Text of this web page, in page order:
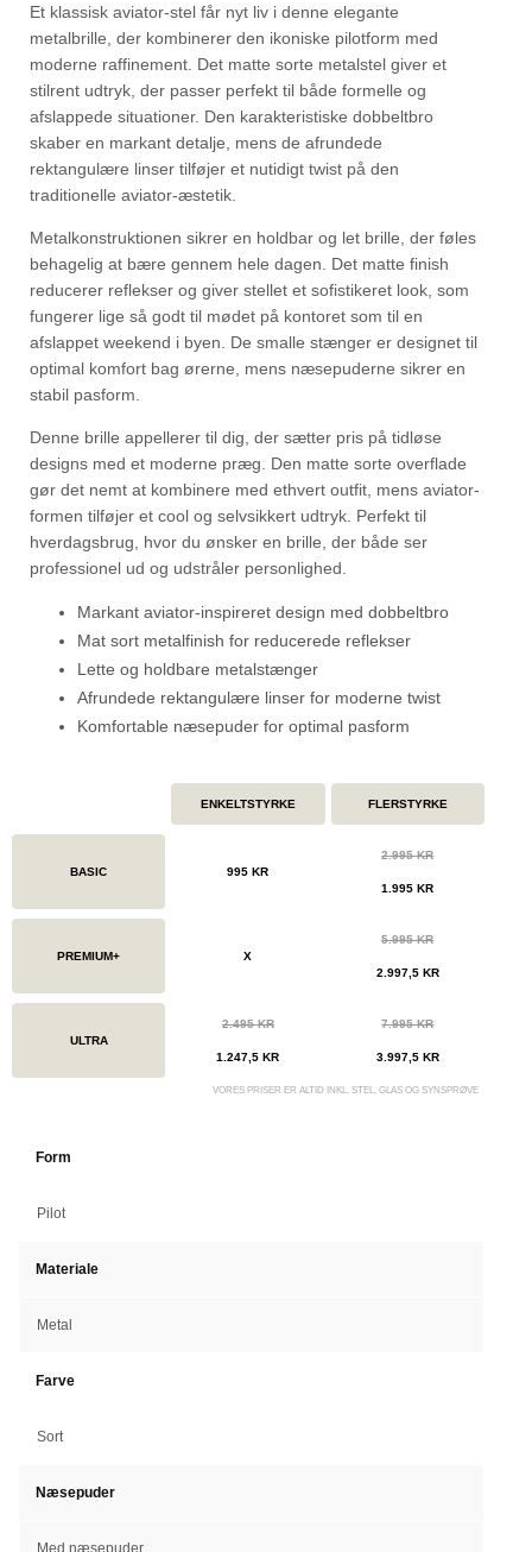
Et klassisk aviator-stel får nyt liv i denne elegante
metalbrille, der kombinerer den ikoniske pilotform med
moderne raffinement. Det matte sorte metalstel giver et
stilrent udtryk, der passer perfekt til både formelle og
afslappede situationer. Den karakteristiske dobbeltbro
skaber en markant detalje, mens de afrundede
rektangulære linser tilføjer et nutidigt twist på den
traditionelle aviator-æstetik.
Metalkonstruktionen sikrer en holdbar og let brille, der føles
behagelig at bære gennem hele dagen. Det matte finish
reducerer reflekser og giver stellet et sofistikeret look, som
fungerer lige så godt til mødet på kontoret som til en
afslappet weekend i byen. De smalle stænger er designet til
optimal komfort bag ørerne, mens næsepuderne sikrer en
stabil pasform.
Denne brille appellerer til dig, der sætter pris på tidløse
designs med et moderne præg. Den matte sorte overflade
gør det nemt at kombinere med ethvert outfit, mens aviator-
formen tilføjer et cool og selvsikkert udtryk. Perfekt til
hverdagsbrug, hvor du ønsker en brille, der både ser
professionel ud og udstråler personlighed.
Markant aviator-inspireret design med dobbeltbro
Mat sort metalfinish for reducerede reflekser
Lette og holdbare metalstænger
Afrundede rektangulære linser for moderne twist
Komfortable næsepuder for optimal pasform
ENKELTSTYRKE FLERSTYRKE
BASIC 995 KR
2.995 KR
1.995 KR
PREMIUM+ X
5.995 KR
2.997,5 KR
ULTRA
2.495 KR
1.247,5 KR
7.995 KR
3.997,5 KR
VORES PRISER ER ALTID INKL. STEL, GLAS OG SYNSPRØVE
Form
Pilot
Materiale
Metal
Farve
Sort
Næsepuder
Med næsepuder